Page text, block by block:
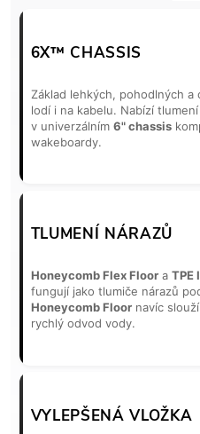
6X™ CHASSIS
Základ lehkých, pohodlných
lodí i na kabelu. Nabízí
v univerzálním 6" chassis
wakeboardy.
TLUMENÍ NÁRAZŮ
Honeycomb Flex Floora TPE
fungují jako tlumiče nárazů
Honeycomb Floornavíc
rychlý odvod vody.
VYLEPŠENÁ VLOŽKA